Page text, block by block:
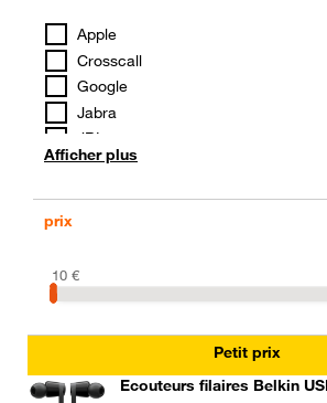
Apple
Crosscall
Google
Jabra
JBL
Motorola
Afficher plus
prix
10 €
Petit prix
Ecouteurs filaires Belkin